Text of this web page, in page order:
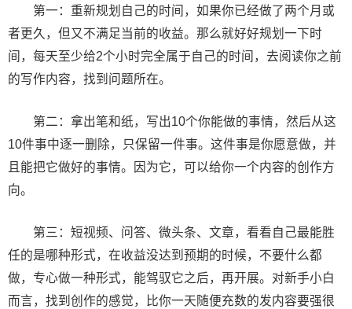
第一：重新规划自己的时间，如果你已经做了两个月或
者更久，但又不满足当前的收益。那么就好好规划一下时
间，每天至少给2个小时完全属于自己的时间，去阅读你之前
的写作内容，找到问题所在。
第二：拿出笔和纸，写出10个你能做的事情，然后从这
10件事中逐一删除，只保留一件事。这件事是你愿意做，并
且能把它做好的事情。因为它，可以给你一个内容的创作方
向。
第三：短视频、问答、微头条、文章，看看自己最能胜
任的是哪种形式，在收益没达到预期的时候，不要什么都
做，专心做一种形式，能驾驭它之后，再开展。对新手小白
而言，找到创作的感觉，比你一天随便充数的发内容要强很